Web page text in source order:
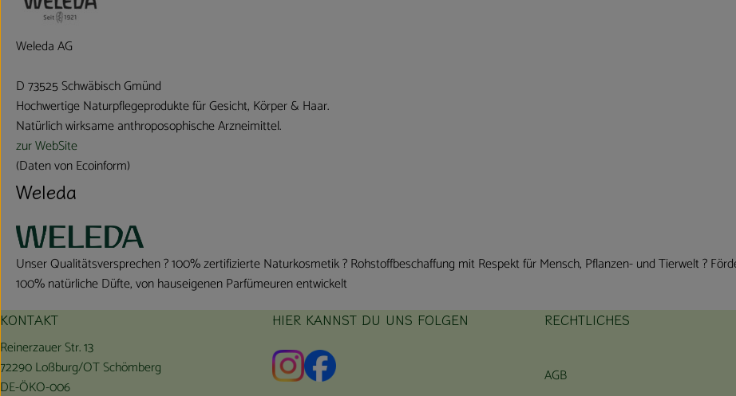
Weleda AG
D 73525 Schwäbisch Gmünd
Hochwertige Naturpflegeprodukte für Gesicht, Körper & Haar.
Natürlich wirksame anthroposophische Arzneimittel.
zur WebSite
(Daten von Ecoinform)
Weleda
Unser Qualitätsversprechen ? 100% zertifizierte Naturkosmetik ? Rohstoffbeschaffung mit Respekt für Mensch, Pflanzen- und Tierwelt ?
100% natürliche Düfte, von hauseigenen Parfümeuren entwickelt
KONTAKT
Reinerzauer Str. 13
72290 Loßburg/OT Schömberg
DE-ÖKO-006
HIER KANNST DU UNS FOLGEN
Externer Link zu https://www.instagram.com/hofbauernhof/
Externer Link zu https://www.facebook.com/farmfarmersfarm
RECHTLICHES
AGB